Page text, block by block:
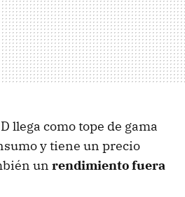
llega como tope de gama
y tiene un precio
un rendimiento fuera